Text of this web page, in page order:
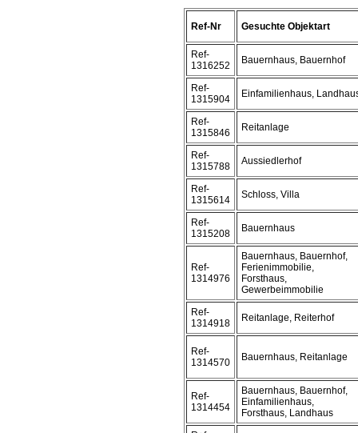
Ref-Nr Gesuchte Objektart
Ref-
1316252
Bauernhaus, Bauernhof
Ref-
1315904
Einfamilienhaus,
Ref-
1315846
Reitanlage
Ref-
1315788
Aussiedlerhof
Ref-
1315614
Schloss, Villa
Ref-
1315208
Bauernhaus
Ref-
1314976
Bauernhaus, Bauernhof,
Ferienimmobilie,
Forsthaus,
Gewerbeimmobilie
Ref-
1314918
Reitanlage, Reiterhof
Ref-
1314570
Bauernhaus, Reitanlage
Ref-
1314454
Bauernhaus, Bauernhof,
Einfamilienhaus,
Forsthaus, Landhaus